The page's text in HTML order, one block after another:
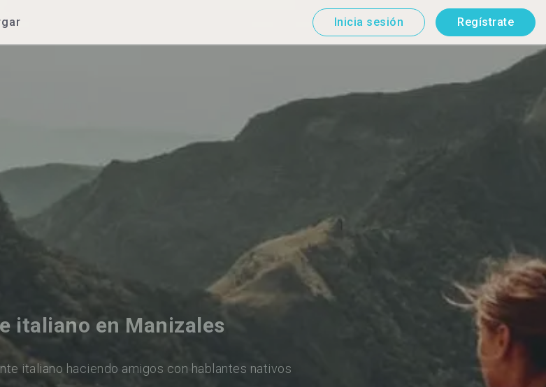
Inicia sesión Regístrate
italiano en Manizales
italiano haciendo amigos con hablantes nativos